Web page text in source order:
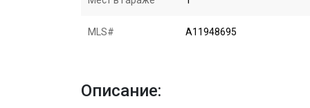
MLS# A11948695
Описание: